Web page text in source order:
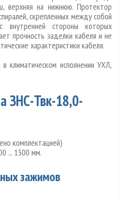
верхняя на нижнюю. Протектор
скрепленных между собой
внутренней стороны которых
прочность заделки кабеля и не
характеристики кабеля.
климатическом исполнении УХЛ,
ЗНС-Твк-18,0-
комплектацией)
... 1300 мм.
зажимов